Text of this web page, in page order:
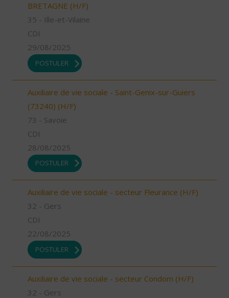
BRETAGNE (H/F)
35 - Ille-et-Vilaine
CDI
29/08/2025
POSTULER
Auxiliaire de vie sociale - Saint-Genix-sur-Guiers
(73240) (H/F)
73 - Savoie
CDI
28/08/2025
POSTULER
Auxiliaire de vie sociale - secteur Fleurance (H/F)
32 - Gers
CDI
22/08/2025
POSTULER
Auxiliaire de vie sociale - secteur Condom (H/F)
32 - Gers